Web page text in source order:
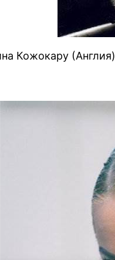
Кожокару (Англия)